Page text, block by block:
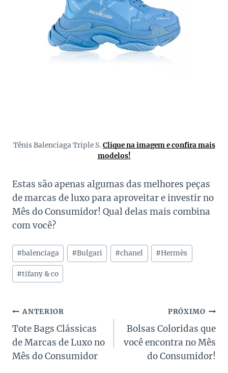
Tênis Balenciaga Triple S. Clique na imagem e confira mais
modelos!
Estas são apenas algumas das melhores peças
de marcas de luxo para aproveitar e investir no
Mês do Consumidor! Qual delas mais combina
com você?
Tags
do
Post:
#balenciaga #Bulgari #chanel #Hermès
#tifany & co
Navegação
de
Post
ANTERIOR
Tote Bags Clássicas
de Marcas de Luxo no
Mês do Consumidor
PRÓXIMO
Bolsas Coloridas que
você encontra no Mês
do Consumidor!